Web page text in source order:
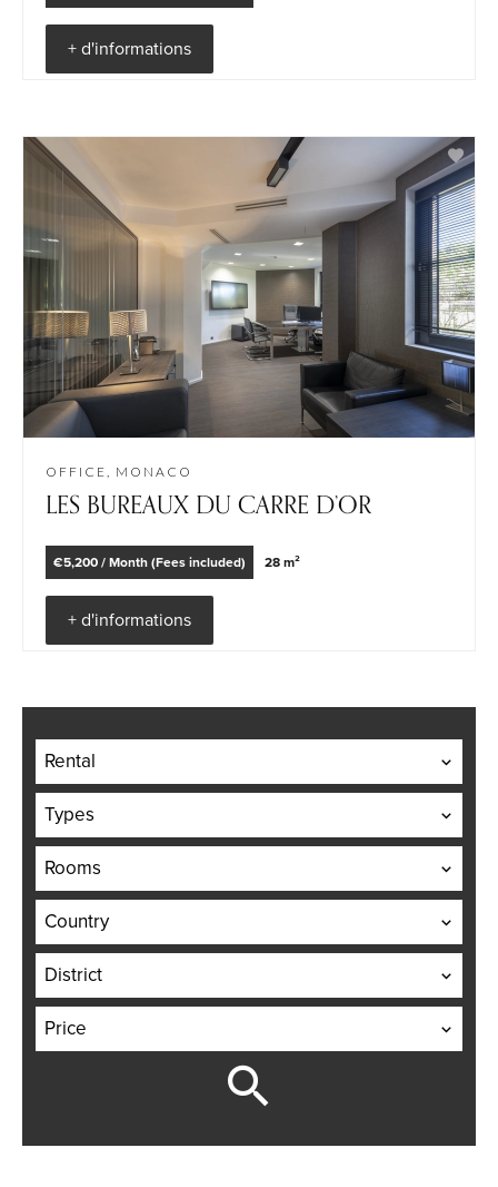
+ d'informations
OFFICE, MONACO
LES BUREAUX DU CARRE D’OR
€5,200 / Month (Fees included) 28 m²
+ d'informations
Rental
Types
Rooms
Country
District
Price